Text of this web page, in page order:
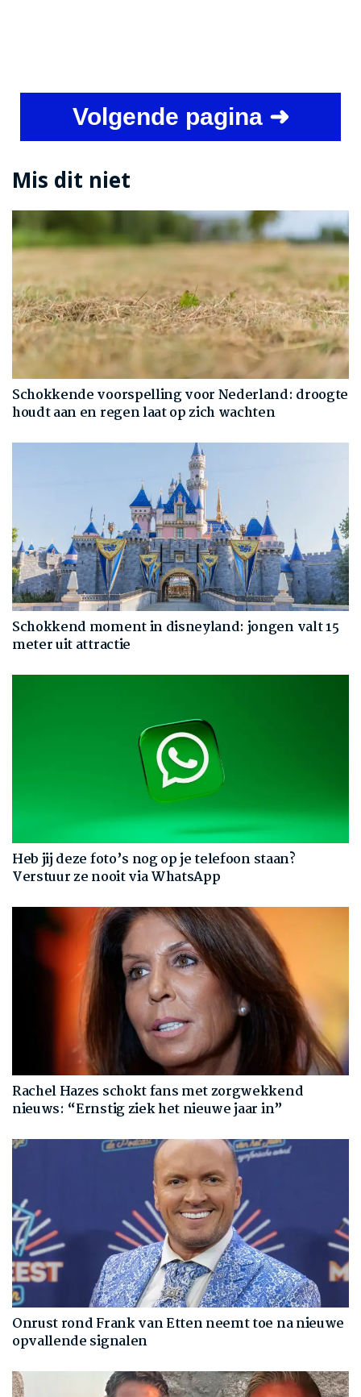
Volgende pagina ➜
Mis dit niet
Schokkende voorspelling voor Nederland: droogte
houdt aan en regen laat op zich wachten
Schokkend moment in disneyland: jongen valt 15
meter uit attractie
Heb jij deze foto’s nog op je telefoon staan?
Verstuur ze nooit via WhatsApp
Rachel Hazes schokt fans met zorgwekkend
nieuws: “Ernstig ziek het nieuwe jaar in”
Onrust rond Frank van Etten neemt toe na nieuwe
opvallende signalen